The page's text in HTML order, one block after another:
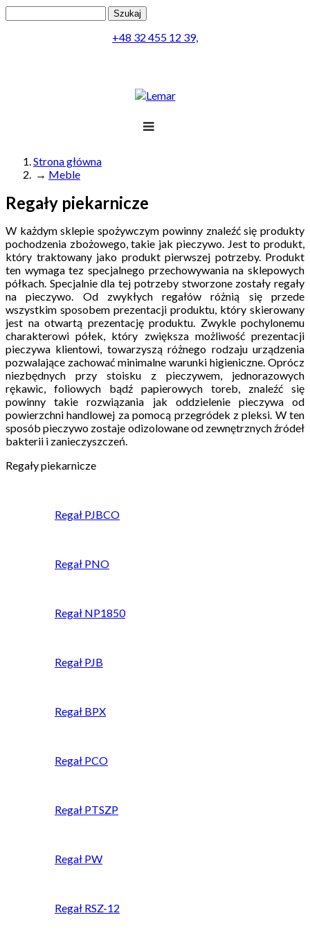
Formularz wyszukiwania
+48 32 455 12 39,
Realizacja
Obsługa
Jesteś tutaj
Strona główna
→ Meble
Regały piekarnicze
W każdym sklepie spożywczym powinny znaleźć się produkty
pochodzenia zbożowego, takie jak pieczywo. Jest to produkt,
który traktowany jako produkt pierwszej potrzeby. Produkt
ten wymaga tez specjalnego przechowywania na sklepowych
półkach. Specjalnie dla tej potrzeby stworzone zostały regały
na pieczywo. Od zwykłych regałów różnią się przede
wszystkim sposobem prezentacji produktu, który skierowany
jest na otwartą prezentację produktu. Zwykle pochylonemu
charakterowi półek, który zwiększa możliwość prezentacji
pieczywa klientowi, towarzyszą różnego rodzaju urządzenia
pozwalające zachować minimalne warunki higieniczne. Oprócz
niezbędnych przy stoisku z pieczywem, jednorazowych
rękawic, foliowych bądź papierowych toreb, znaleźć się
powinny takie rozwiązania jak oddzielenie pieczywa od
powierzchni handlowej za pomocą przegródek z pleksi. W ten
sposób pieczywo zostaje odizolowane od zewnętrznych źródeł
bakterii i zanieczyszczeń.
Regały piekarnicze
Regał PJBCO
Regał PNO
Regał NP1850
Regał PJB
Regał BPX
Regał PCO
Regał PTSZP
Regał PW
Regał RSZ-12